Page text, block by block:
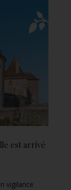
est arrivé
vigilance